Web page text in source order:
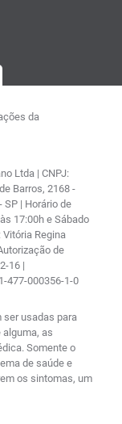
da
Ltda | CNPJ:
Barros, 2168 -
SP | Horário de
17:00h e Sábado
Regina
de
16 |
477-000356-1-0
usadas para
as
Somente o
de saúde e
os sintomas, um